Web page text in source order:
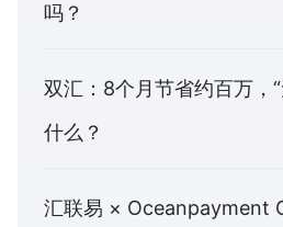
吗？
双汇：8个月节省约百万，
什么？
汇联易 × Oceanpayment